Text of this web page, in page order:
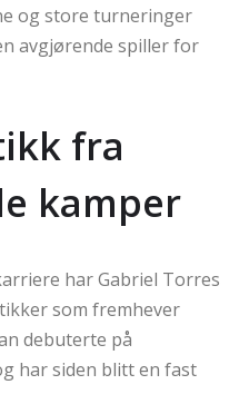
og store turneringer
avgjørende spiller for
fra
kamper
har Gabriel Torres
som fremhever
debuterte på
har siden blitt en fast